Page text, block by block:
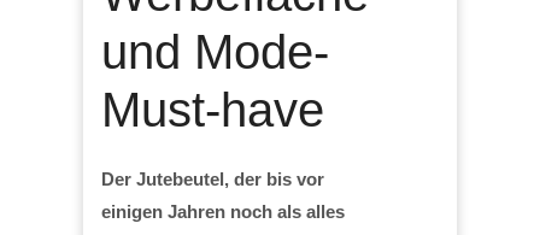
und Mode-
Must-have
Der Jutebeutel, der bis vor
einigen Jahren noch als alles